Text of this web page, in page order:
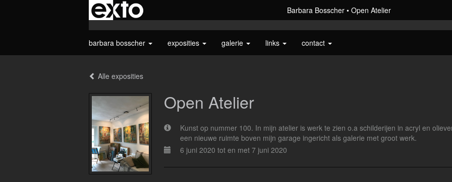
Barbara Bosscher Open Atelier
barbara bosscher exposities galerie links contact
Alle exposities
Open Atelier
Kunst op nummer 100. In mijn atelier is werk te zien o.a schilderijen in acryl en
een nieuwe ruimte boven mijn garage ingericht als galerie met groot werk.
6 juni 2020 tot en met 7 juni 2020